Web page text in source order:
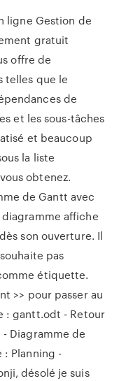
ligne Gestion de
gratuit
offre de
telles que le
de
et les sous-tâches
et beaucoup
la liste
obtenez.
de Gantt avec
affiche
son ouverture. Il
pas
étiquette.
>> pour passer au
: gantt.odt - Retour
Diagramme de
: Planning -
désolé je suis